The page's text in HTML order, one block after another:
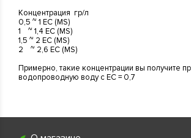
Концентрация гр/л
0,5 ~ 1 ЕС (MS)
1 ~ 1,4 ЕС (MS)
1,5 ~ 2 ЕС (MS)
2 ~ 2,6 ЕС (MS)
Примерно, такие концентрации вы получите
водопроводную воду с EC = 0,7